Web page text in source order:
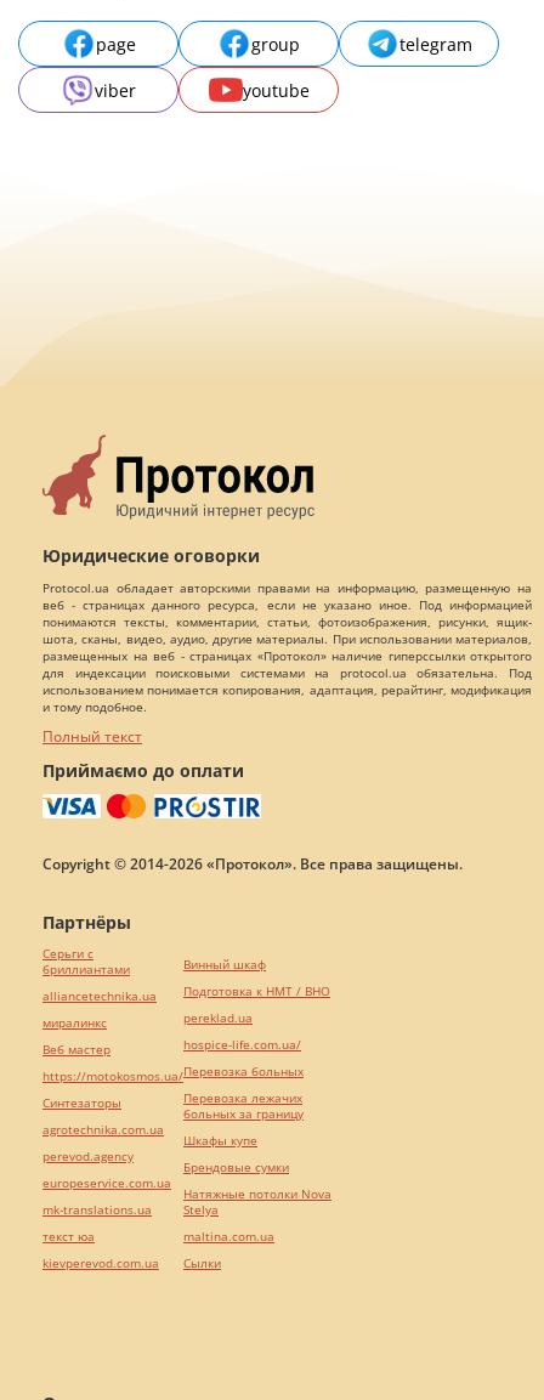
page group
telegram
viber
youtube
Юридические оговорки
Protocol.ua обладает авторскими правами на информацию, размещенную на
веб - страницах данного ресурса, если не указано иное. Под информацией
понимаются тексты, комментарии, статьи, фотоизображения, рисунки, ящик-
шота, сканы, видео, аудио, другие материалы. При использовании материалов,
размещенных на веб - страницах «Протокол» наличие гиперссылки открытого
для индексации поисковыми системами на protocol.ua обязательна. Под
использованием понимается копирования, адаптация, рерайтинг, модификация
и тому подобное.
Полный текст
Приймаємо до оплати
Copyright © 2014-2026 «Протокол». Все права защищены.
Партнёры
Серьги с
бриллиантами
alliancetechnika.ua
миралинкс
Веб мастер
https://motokosmos.ua/
Синтезаторы
agrotechnika.com.ua
perevod.agency
europeservice.com.ua
mk-translations.ua
текст юа
kievperevod.com.ua
Винный шкаф
Подготовка к НМТ / ВНО
pereklad.ua
hospice-life.com.ua/
Перевозка больных
Перевозка лежачих
больных за границу
Шкафы купе
Брендовые сумки
Натяжные потолки Nova
Stelya
maltina.com.ua
Cылки